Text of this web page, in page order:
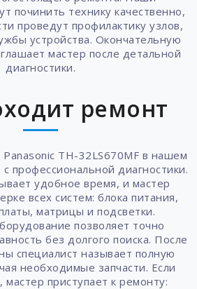
починить технику качественно,
проведут профилактику узлов,
устройства. Окончательную
мастер после детальной
диагностики.
ремонт
TH-32LS670MF в нашем
профессиональной диагностики.
удобное время, и мастер
всех систем: блока питания,
матрицы и подсветки.
позволяет точно
без долгого поиска. После
специалист называет полную
необходимые запчасти. Если
мастер приступает к ремонту: